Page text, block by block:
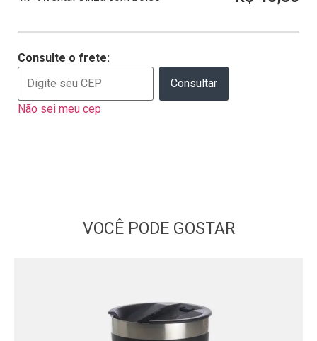
Consulte o frete:
Consultar
Não sei meu cep
VOCÊ PODE GOSTAR